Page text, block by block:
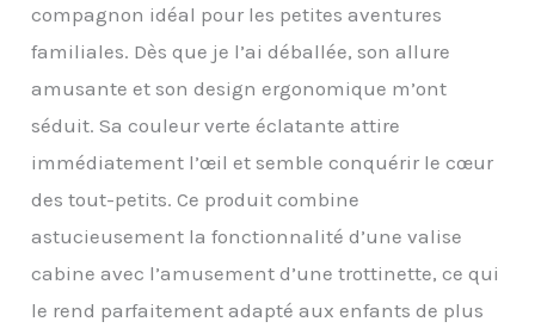
compagnon idéal pour les petites aventures
familiales. Dès que je l’ai déballée, son allure
amusante et son design ergonomique m’ont
séduit. Sa couleur verte éclatante attire
immédiatement l’œil et semble conquérir le cœur
des tout-petits. Ce produit combine
astucieusement la fonctionnalité d’une valise
cabine avec l’amusement d’une trottinette, ce qui
le rend parfaitement adapté aux enfants de plus